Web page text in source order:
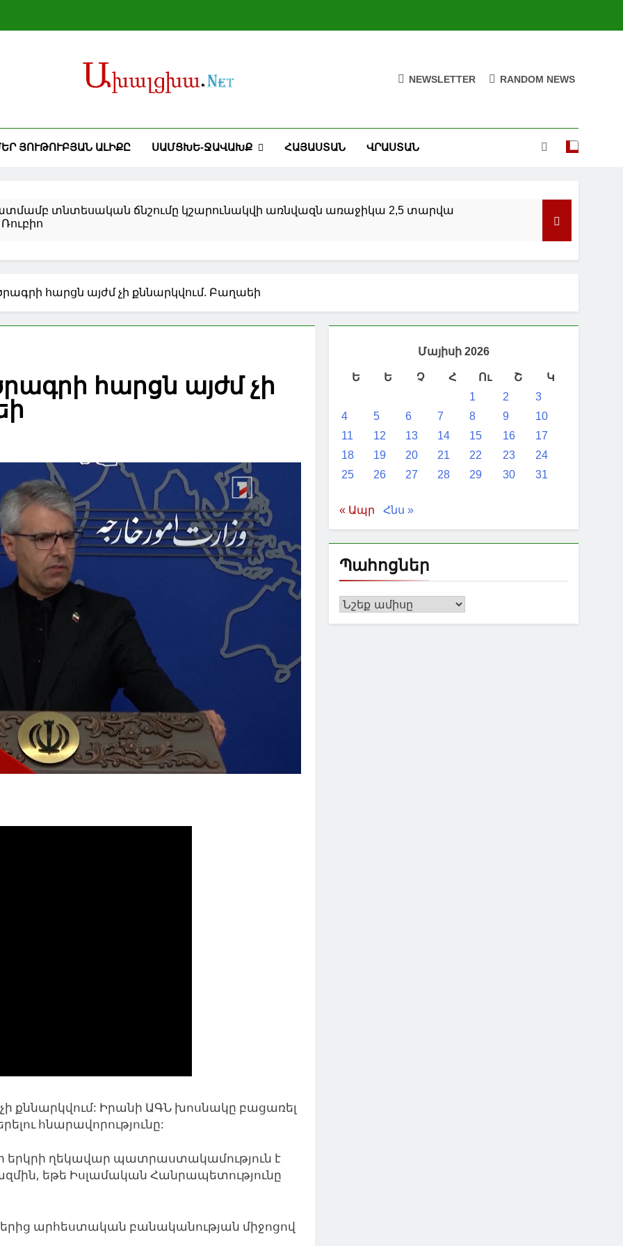
NEWSLETTER RANDOM NEWS
ՅՈՒԹՈՒԲՅԱՆ ԱԼԻՔԸ ՍԱՄՑԽԵ-ՋԱՎԱԽՔ ՀԱՅԱՍՏԱՆ ՎՐԱՍՏԱՆ
տնտեսական ճնշումը կշարունակվի առնվազն առաջիկա 2,5 տարվա
«Իմ հայրենիքը» մրցույթի հաղթողները ճանաչողական այց են կատարել Սիղնաղի
քննարկվել են բարձրլեռնային բնակավայրի բնակչի կարգավիճակ ստանալու 20
է Ռուսաստանի դեմ նոր պատժամիջոցների մասին
հարցն այժմ չի քննարկվում. Բաղաեի
հարցն այժմ չի
քննարկվում: Իրանի ԱԳՆ խոսնակը բացառել
հնարավորությունը:
երկրի ղեկավար պատրաստակամություն է
եթե Իսլամական Հանրապետությունը
արհեստական բանականության միջոցով
Մայիսի 2026
Ե Ե Չ Հ Ու Շ
Կ
1
2
3
4
5 6 7 8 9
10
11
12 13 14 15 16
17
18
19 20 21 22 23
24
25
26 27 28 29 30 31
« Ապր Հնս »
Պահոցներ
Պահոցներ